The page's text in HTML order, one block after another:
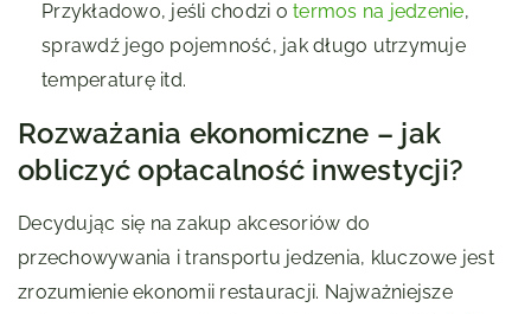
Przykładowo, jeśli chodzi o termos na jedzenie,
sprawdź jego pojemność, jak długo utrzymuje
temperaturę itd.
Rozważania ekonomiczne – jak
obliczyć opłacalność inwestycji?
Decydując się na zakup akcesoriów do
przechowywania i transportu jedzenia, kluczowe jest
zrozumienie ekonomii restauracji. Najważniejsze